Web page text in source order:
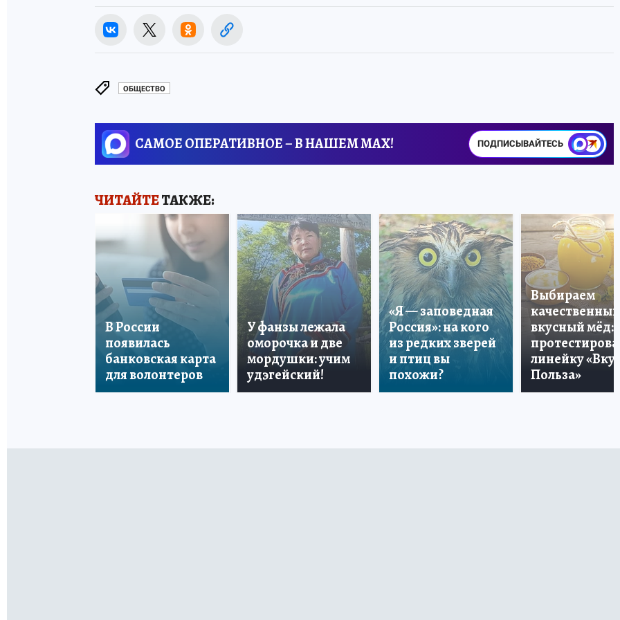
ОБЩЕСТВО
САМОЕ ОПЕРАТИВНОЕ – В НАШЕМ MAX! ПОДПИСЫВАЙТЕСЬ
ЧИТАЙТЕТАКЖЕ:
В России
появилась
банковская карта
для волонтеров
У фанзы лежала
оморочка и две
мордушки: учим
удэгейский!
«Я — заповедная
Россия»: на кого
из редких зверей
и птиц вы
похожи?
Выбираем
качественный
вкусный мёд:
линейку «Вкус
Польза»